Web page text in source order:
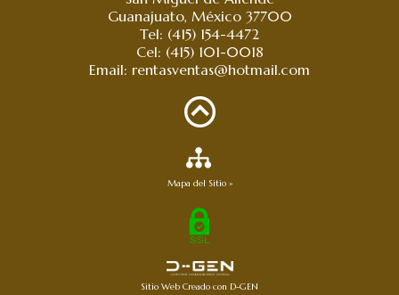
Guanajuato, México 37700
Tel: (415) 154-4472
Cel: (415) 101-0018
Email: rentasventas@hotmail.com
Mapa del Sitio »
Sitio Web Creado con D-GEN